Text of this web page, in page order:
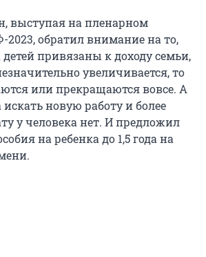
выступая на пленарном
обратил внимание на то,
привязаны к доходу семьи,
увеличивается, то
или прекращаются вовсе. А
новую работу и более
у человека нет. И предложил
на ребенка до 1,5 года на